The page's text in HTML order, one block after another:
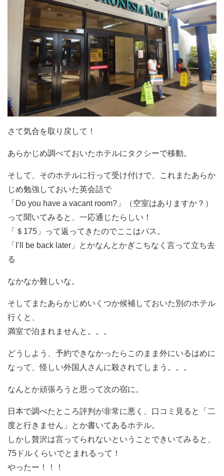
さて気合を取り戻して！
あらかじめ調べておいたホテルにタクシーで移動。
そして、そのホテルに行って受け付けで、これまたあらか
じめ勉強しておいた英会話で
「Do you have a vacant room?」（空室はありますか？）
って聞いてみると、一応通じたらしい！
「＄175」って返ってきたのでここはパス。
「I’ll be back later」とかなんとかぎこちなく言って立ち去
る
なかなか難しいな。
そしてまたあらかじめいくつか候補しておいた別のホテル
行くと、
満室で泊まれませんと。。。
どうしよう、予約できなかったらこのまま外にいるはめに
なって、怪しい外国人さんに殺されてしまう。。。
なんとか頑張ろうと思って次の宿に。
日本で調べたところ評判が非常に悪く、口コミ見ると「二
度と行きません」とか書いてあるホテル。
しかし贅沢は言ってられないということできいてみると、
75ドルくらいでとまれるって！
やったー！！！